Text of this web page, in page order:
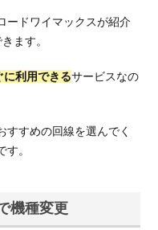
ードワイマックスが紹介
ます。
に利用できるサービスなの
すすめの回線を選んでく
。
機種変更